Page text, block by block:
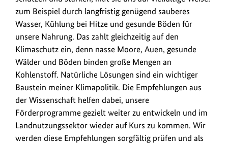
Weiterentwicklung
des
Aktionsprogramms
Natürlicher
Klimaschutz
(ANK)
entgegengenommen.
zum Beispiel durch langfristig genügend sauberes
Wasser, Kühlung bei Hitze und gesunde Böden für
unsere Nahrung. Das zahlt gleichzeitig auf den
Klimaschutz ein, denn nasse Moore, Auen, gesunde
Wälder und Böden binden große Mengen an
Kohlenstoff. Natürliche Lösungen sind ein wichtiger
Baustein meiner Klimapolitik. Die Empfehlungen aus
der Wissenschaft helfen dabei, unsere
Förderprogramme gezielt weiter zu entwickeln und im
Landnutzungssektor wieder auf Kurs zu kommen. Wir
werden diese Empfehlungen sorgfältig prüfen und als